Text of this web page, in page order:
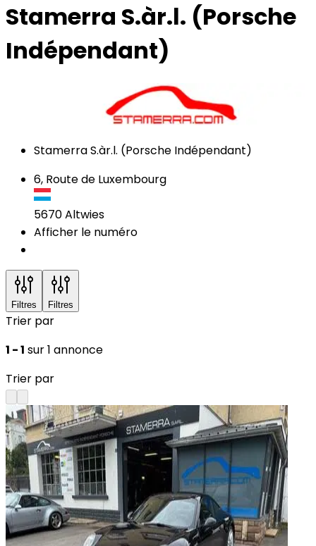
Stamerra S.àr.l. (Porsche
Indépendant)
Stamerra S.àr.l. (Porsche Indépendant)
6, Route de Luxembourg
5670Altwies
Afficher le numéro
Filtres Filtres
Trier par
1 - 1 sur 1 annonce
Trier par